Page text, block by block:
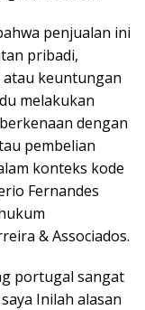
penjualan ini
pribadi,
keuntungan
melakukan
dengan
pembelian
konteks kode
Fernandes
& Associados.
portugal sangat
Inilah alasan